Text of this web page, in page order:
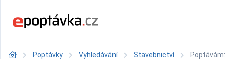
Poptávky Vyhledávání Stavebnictví